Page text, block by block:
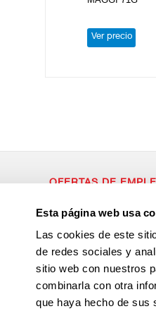
Esta página web usa
Las cookies de este
de redes sociales y
sitio web con nuestros
combinarla con otra
que haya hecho de sus
Ver precio
OFERTAS DE
con valores, que